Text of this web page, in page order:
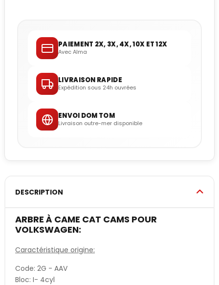
PAIEMENT 2X, 3X, 4X, 10X ET 12X
Avec Alma
LIVRAISON RAPIDE
Expédition sous 24h ouvrées
ENVOI DOM TOM
Livraison outre-mer disponible
DESCRIPTION
ARBRE À CAME CAT CAMS POUR
VOLKSWAGEN:
Caractéristique origine:
Code: 2G - AAV
Bloc: I- 4cyl